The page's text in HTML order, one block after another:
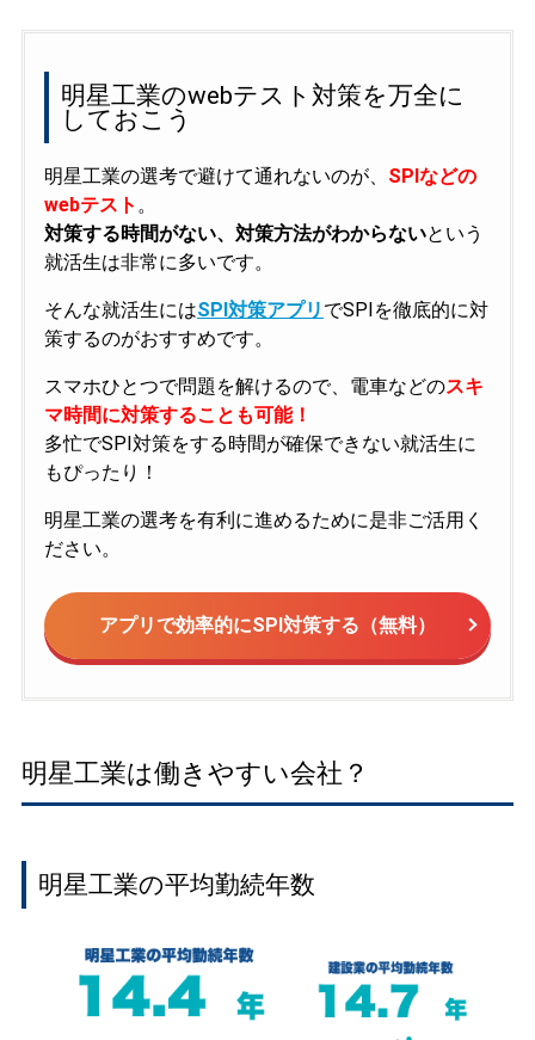
明星工業のwebテスト対策を万全に
しておこう
明星工業の選考で避けて通れないのが、 SPIなどの
webテスト 。
対策する時間がない、対策方法がわからないという
就活生は非常に多いです。
そんな就活生にはSPI対策アプリ でSPIを徹底的に対
策するのがおすすめです。
スマホひとつで問題を解けるので、電車などのスキ
マ時間に対策することも可能！
多忙でSPI対策をする時間が確保できない就活生に
もぴったり！
明星工業の選考を有利に進めるために是非ご活用く
ださい。
アプリで効率的にSPI対策する（無料）
明星工業は働きやすい会社？
明星工業の平均勤続年数